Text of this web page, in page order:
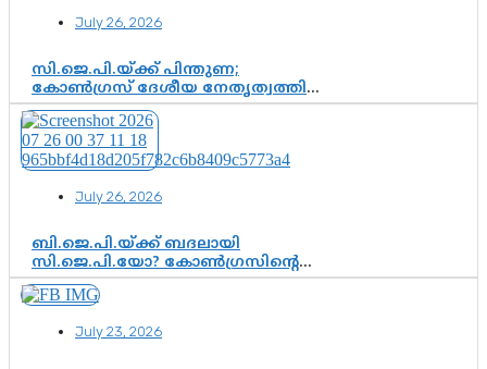
July 26, 2026
സി.ജെ.പി.യ്ക്ക് പിന്തുണ;
കോൺഗ്രസ് ദേശീയ നേതൃത്വത്തിൽ
ആശങ്കയോ? പാർട്ടിക്കുള്ളിൽ
ഭിന്നാഭിപ്രായമെന്ന വിലയിരുത്തൽ
July 26, 2026
ബി.ജെ.പി.യ്ക്ക് ബദലായി
സി.ജെ.പി.യോ? കോൺഗ്രസിന്റെ
രാഷ്ട്രീയ ഇടം കൈവശപ്പെടുത്താൻ
സിജെപി ഉയർന്നുകഴിഞ്ഞോ?
വഴിത്തിരിവ്
July 23, 2026